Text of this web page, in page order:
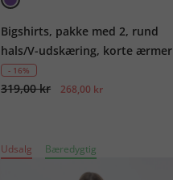
Bigshirts, pakke med 2, rund
hals/V-udskæring, korte ærmer
- 16%
319,00 kr 268,00 kr
Udsalg Bæredygtig